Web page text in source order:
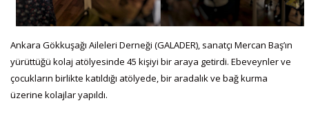
Ankara Gökkuşağı Aileleri Derneği (GALADER), sanatçı Mercan Baş’ın
yürüttüğü kolaj atölyesinde 45 kişiyi bir araya getirdi. Ebeveynler ve
çocukların birlikte katıldığı atölyede, bir aradalık ve bağ kurma
üzerine kolajlar yapıldı.